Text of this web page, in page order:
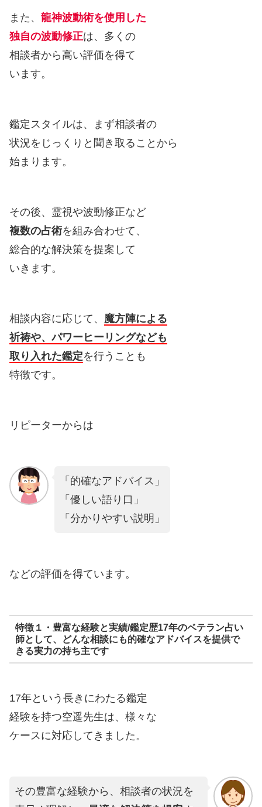
また、 龍神波動術を使用した
独自の波動修正は、多くの
相談者から高い評価を得て
います。
鑑定スタイルは、まず相談者の
状況をじっくりと聞き取ることから
始まります。
その後、霊視や波動修正など
複数の占術を組み合わせて、
総合的な解決策を提案して
いきます。
相談内容に応じて、 魔方陣による
祈祷や、パワーヒーリングなども
取り入れた鑑定を行うことも
特徴です。
リピーターからは
「的確なアドバイス」
「優しい語り口」
「分かりやすい説明」
などの評価を得ています。
特徴１・豊富な経験と実績/鑑定歴17年のベテラン占い
師として、どんな相談にも的確なアドバイスを提供で
きる実力の持ち主です
17年という長きにわたる鑑定
経験を持つ空遥先生は、様々な
ケースに対応してきました。
その豊富な経験から、相談者の状況を